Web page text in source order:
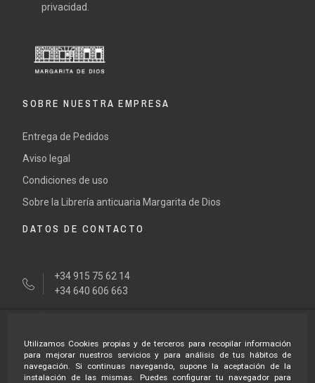
Utilizamos Cookies propias y de terceros para recopilar información
para mejorar nuestros servicios y para análisis de tus hábitos de
navegación. Si continuas navegando, supone la aceptación de la
instalación de las mismas. Puedes configurar tu navegador para
privacidad.
SOBRE NUESTRA EMPRESA
Entrega de Pedidos
Aviso legal
Condiciones de uso
Sobre la Librería anticuaria Margarita de Dios
DATOS DE CONTACTO
+34 915 75 62 14
+34 640 606 663
HORARÍO LIBRERÍA